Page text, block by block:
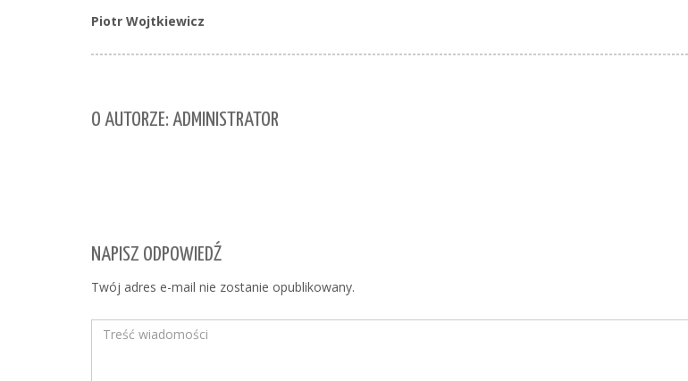
Piotr Wojtkiewicz
O AUTORZE: ADMINISTRATOR
NAPISZ ODPOWIEDŹ
Twój adres e-mail nie zostanie opublikowany.